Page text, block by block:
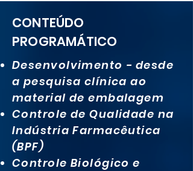
CONTEÚDO
PROGRAMÁTICO
Desenvolvimento - desde
a pesquisa clínica ao
material de embalagem
Controle de Qualidade na
Indústria Farmacêutica
(BPF)
Controle Biológico e